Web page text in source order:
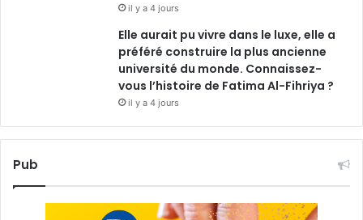
il y a 4 jours
Elle aurait pu vivre dans le luxe, elle a
préféré construire la plus ancienne
université du monde. Connaissez-
vous l’histoire de Fatima Al-Fihriya ?
il y a 4 jours
Pub